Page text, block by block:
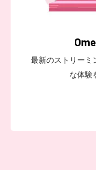
最新のストリーミ
な体験